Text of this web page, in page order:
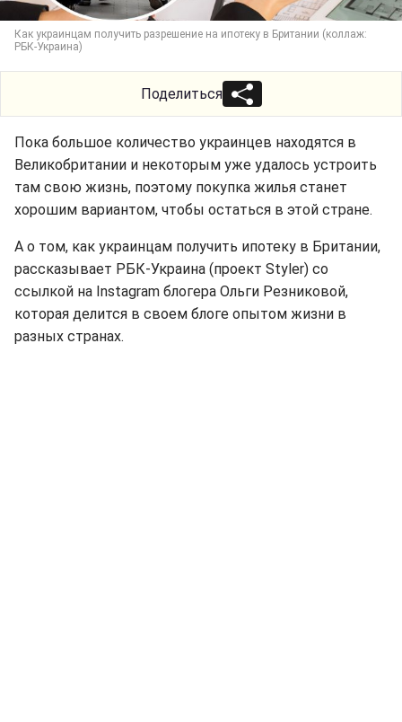
Как украинцам получить разрешение на ипотеку в Британии (коллаж:
РБК-Украина)
Поделиться
Пока большое количество украинцев находятся в
Великобритании и некоторым уже удалось устроить
там свою жизнь, поэтому покупка жилья станет
хорошим вариантом, чтобы остаться в этой стране.
А о том, как украинцам получить ипотеку в Британии,
рассказывает РБК-Украина (проект Styler) со
ссылкой на Instagram блогера Ольги Резниковой,
которая делится в своем блоге опытом жизни в
разных странах.